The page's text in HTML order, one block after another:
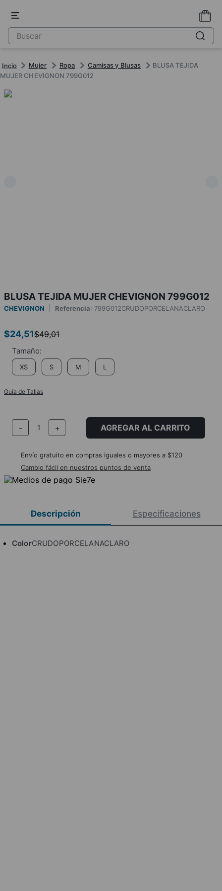
Mujer Ropa Camisas y Blusas
BLUSA TEJIDA
MUJER CHEVIGNON 799G012
BLUSA TEJIDA MUJER CHEVIGNON 799G012
CHEVIGNON Referencia: 799G012CRUDOPORCELANACLARO
$24,51$49,01
XS S M L
Guía de Tallas
＋
－ AGREGAR AL CARRITO
Envío gratuito en compras iguales o mayores a $120
Cambio fácil en nuestros puntos de venta
Descripción Especificaciones
ColorCRUDOPORCELANACLARO